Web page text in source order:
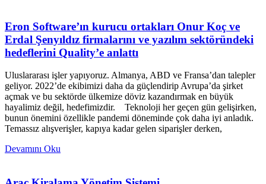
Eron Software’ın kurucu ortakları Onur Koç ve
Erdal Şenyıldız firmalarını ve yazılım sektöründeki
hedeflerini Quality’e anlattı
Uluslararası işler yapıyoruz. Almanya, ABD ve Fransa’dan talepler
geliyor. 2022’de ekibimizi daha da güçlendirip Avrupa’da şirket
açmak ve bu sektörde ülkemize döviz kazandırmak en büyük
hayalimiz değil, hedefimizdir. Teknoloji her geçen gün gelişirken,
bunun önemini özellikle pandemi döneminde çok daha iyi anladık.
Temassız alışverişler, kapıya kadar gelen siparişler derken,
Devamını Oku